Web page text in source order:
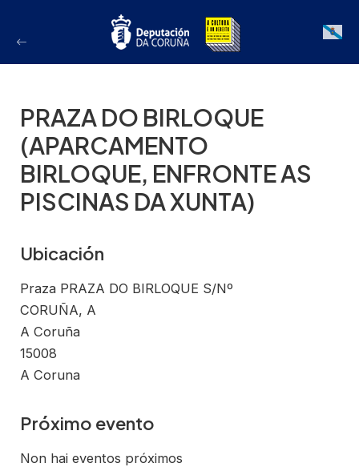
Galician
PRAZA DO BIRLOQUE
(APARCAMENTO
BIRLOQUE, ENFRONTE AS
PISCINAS DA XUNTA)
Ubicación
Praza PRAZA DO BIRLOQUE S/Nº
CORUÑA, A
A Coruña
15008
A Coruna
Próximo evento
Non hai eventos próximos